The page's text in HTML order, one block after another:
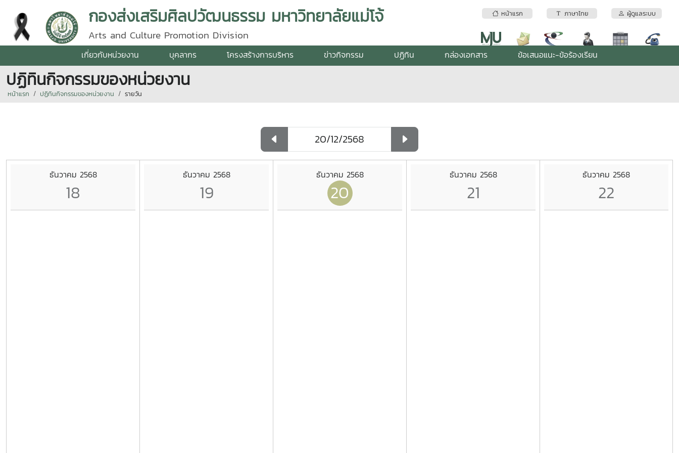
หน้าแรก ภาษาไทย ผู้ดูแลระบบ
กองส่งเสริมศิลปวัฒนธรรม มหาวิทยาลัยแม่โจ้
Arts and Culture Promotion Division
เกี่ยวกับหน่วยงาน บุคลากร โครงสร้างการบริหาร ข่าวกิจกรรม ปฏิทิน กล่องเอกสาร ข้อเสนอแนะ-ข้อร้องเรียน
ปฏิทินกิจกรรมของหน่วยงาน
หน้าแรก ปฏิทินกิจกรรมของหน่วยงาน รายวัน
ธันวาคม 2568
18
ธันวาคม 2568
19
ธันวาคม 2568
20
ธันวาคม 2568
21
ธันวาคม 2568
22